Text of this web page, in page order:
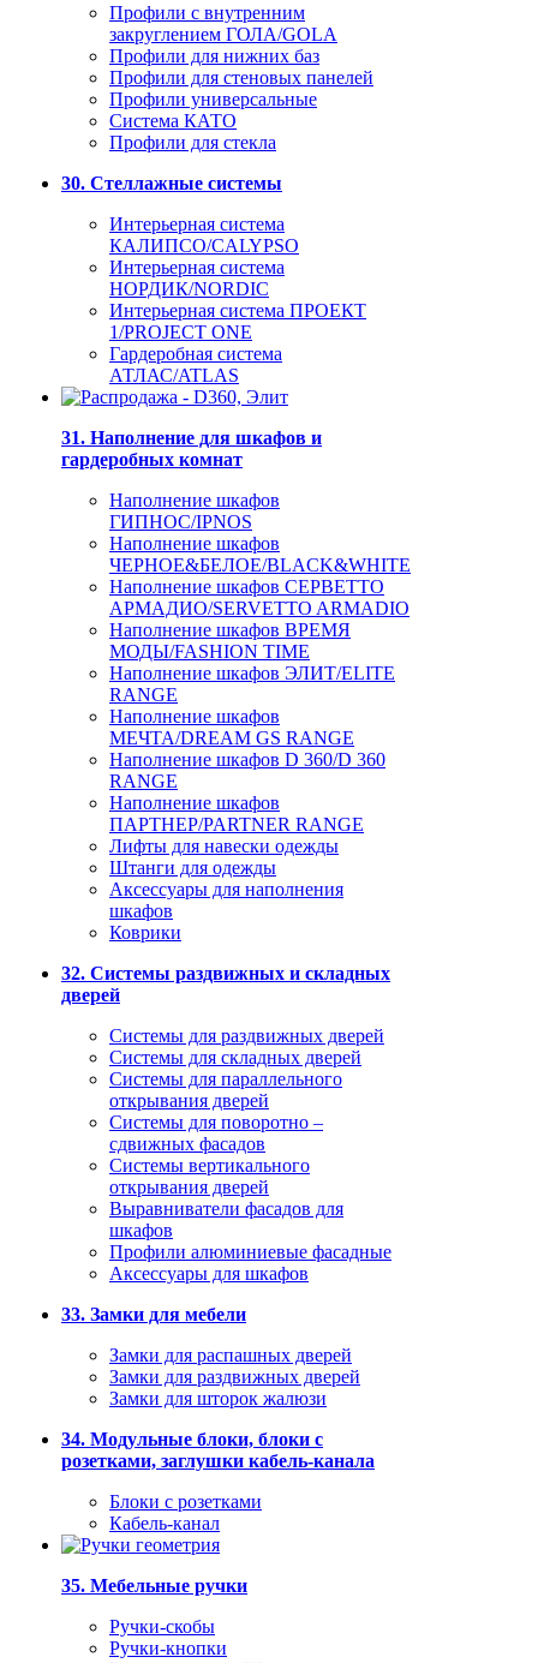
Профили с внутренним
закруглением ГОЛА/GOLA
Профили для нижних баз
Профили для стеновых панелей
Профили универсальные
Система КАТО
Профили для стекла
30. Стеллажные системы
Интерьерная система
КАЛИПСО/CALYPSO
Интерьерная система
НОРДИК/NORDIC
Интерьерная система ПРОЕКТ
1/PROJECT ONE
Гардеробная система
АТЛАС/ATLAS
31. Наполнение для шкафов и
гардеробных комнат
Наполнение шкафов
ГИПНОС/IPNOS
Наполнение шкафов
ЧЕРНОЕ&БЕЛОЕ/BLACK&WHITE
Наполнение шкафов СЕРВЕТТО
АРМАДИО/SERVETTO ARMADIO
Наполнение шкафов ВРЕМЯ
МОДЫ/FASHION TIME
Наполнение шкафов ЭЛИТ/ELITE
RANGE
Наполнение шкафов
МЕЧТА/DREAM GS RANGE
Наполнение шкафов D 360/D 360
RANGE
Наполнение шкафов
ПАРТНЕР/PARTNER RANGE
Лифты для навески одежды
Штанги для одежды
Аксессуары для наполнения
шкафов
Коврики
32. Системы раздвижных и складных
дверей
Системы для раздвижных дверей
Системы для складных дверей
Системы для параллельного
открывания дверей
Системы для поворотно –
сдвижных фасадов
Системы вертикального
открывания дверей
Выравниватели фасадов для
шкафов
Профили алюминиевые фасадные
Аксессуары для шкафов
33. Замки для мебели
Замки для распашных дверей
Замки для раздвижных дверей
Замки для шторок жалюзи
34. Модульные блоки, блоки с
розетками, заглушки кабель-канала
Блоки с розетками
Кабель-канал
35. Мебельные ручки
Ручки-скобы
Ручки-кнопки